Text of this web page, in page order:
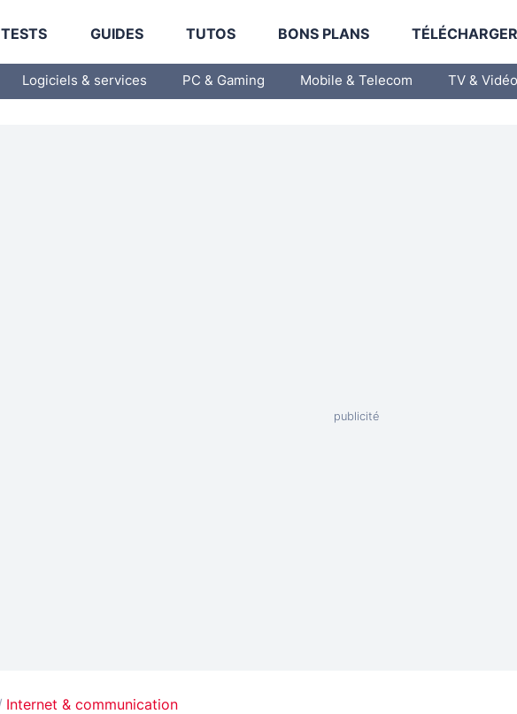
TESTS GUIDES TUTOS BONS PLANS
Logiciels & services PC & Gaming Mobile & Telecom TV & Vidéo
Internet & communication